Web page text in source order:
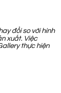
đổi so với hình
xuất. Việc
thực hiện